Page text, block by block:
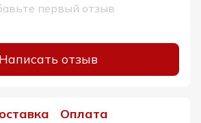
первый отзыв
Написать отзыв
Оплата